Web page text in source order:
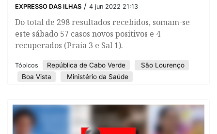
EXPRESSO DAS ILHAS / 4 jun 2022 21:13
Do total de 298 resultados recebidos, somam-se
este sábado 57 casos novos positivos e 4
recuperados (Praia 3 e Sal 1).
Tópicos República de Cabo Verde
São Lourenço
Boa Vista
Ministério da Saúde